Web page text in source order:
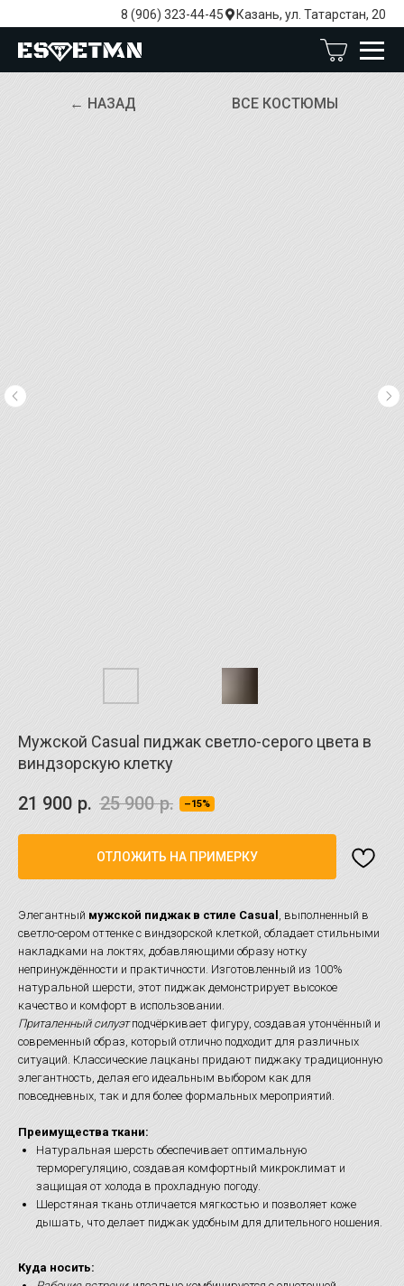
8 (906) 323-44-45 Казань, ул. Татарстан, 20
ВСЕ КОСТЮМЫ
← НАЗАД
Мужской Casual пиджак светло-серого цвета в
виндзорскую клетку
21 900 р. 25 900 р. –15%
ОТЛОЖИТЬ НА ПРИМЕРКУ
Элегантный мужской пиджак в стиле Casual , выполненный в
светло-сером оттенке с виндзорской клеткой, обладает стильными
накладками на локтях, добавляющими образу нотку
непринуждённости и практичности. Изготовленный из 100%
натуральной шерсти, этот пиджак демонстрирует высокое
качество и комфорт в использовании.
Приталенный силуэтподчёркивает фигуру, создавая утончённый и
современный образ, который отлично подходит для различных
ситуаций. Классические лацканы придают пиджаку традиционную
элегантность, делая его идеальным выбором как для
повседневных, так и для более формальных мероприятий.
Преимущества ткани:
Натуральная шерсть обеспечивает оптимальную
терморегуляцию, создавая комфортный микроклимат и
защищая от холода в прохладную погоду.
Шерстяная ткань отличается мягкостью и позволяет коже
дышать, что делает пиджак удобным для длительного ношения.
Куда носить: